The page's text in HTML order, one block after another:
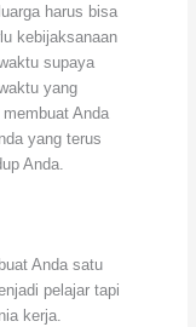
harus bisa
kebijaksanaan
supaya
yang
Anda
yang terus
Anda.
Anda satu
pelajar tapi
kerja.